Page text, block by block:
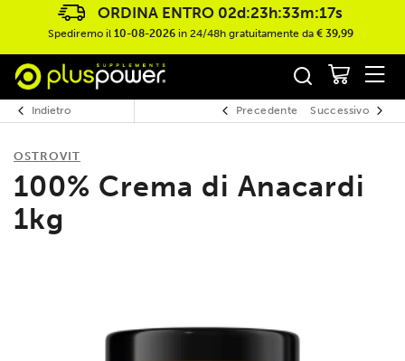
ORDINA ENTRO 02d:23h:33m:17s
Spediremo il 10-08-2026in 24/48h gratuitamente da € 39,99
Indietro Precedente Successivo
OSTROVIT
100% Crema di Anacardi
1kg